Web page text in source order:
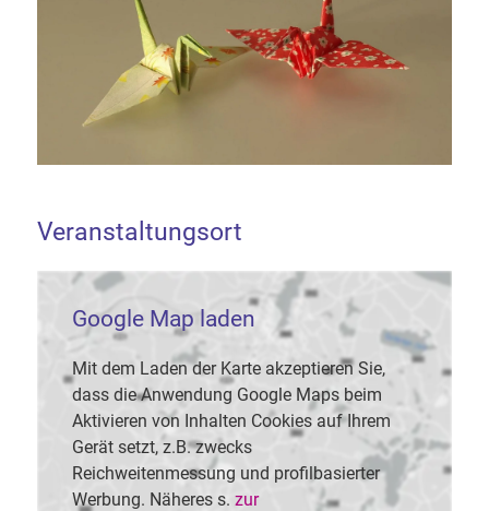
Veranstaltungsort
Google Map laden
Mit dem Laden der Karte akzeptieren Sie,
dass die Anwendung Google Maps beim
Aktivieren von Inhalten Cookies auf Ihrem
Gerät setzt, z.B. zwecks
Reichweitenmessung und profilbasierter
Werbung. Näheres s. zur